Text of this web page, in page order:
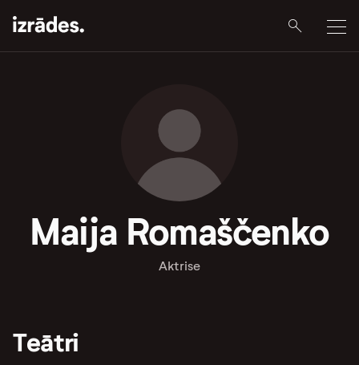
Maija Romaščenko
Aktrise
Teātri